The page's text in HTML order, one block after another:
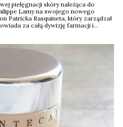
pielęgnacji skóry należąca do
Lamy na swojego nowego
Patricka Rasquineta, który zarządzał
za całą dywizję farmacji i